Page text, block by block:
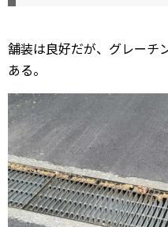
舗装は良好だが、グレーチ
ある。